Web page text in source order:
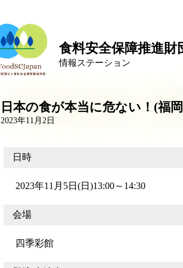
食料安全保障推進財
情報ステーション
日本の食が本当に危ない！(福
2023年11月2日
日時
2023年11月5日(日)13:00～14:30
会場
四季彩館